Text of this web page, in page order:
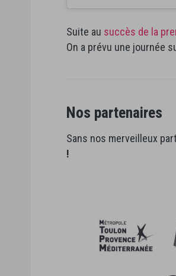
Suite au succès de la
On a prévu une journée
Nos partenaires
Sans nos merveilleux
!